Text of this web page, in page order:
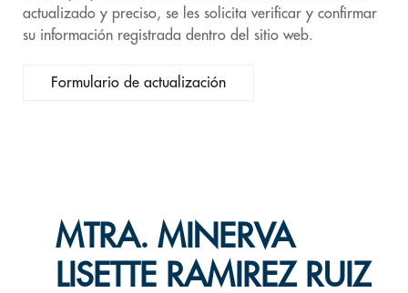
actualizado y preciso, se les solicita verificar y confirmar
su información registrada dentro del sitio web.
Formulario de actualización
MTRA. MINERVA
LISETTE RAMIREZ RUIZ